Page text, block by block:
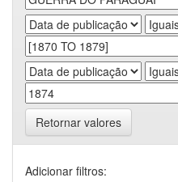
Retornar valores
Adicionar filtros: